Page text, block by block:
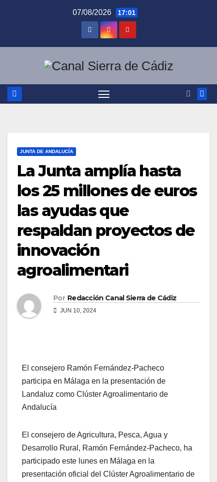
07/08/2026 17:01
JUNTA DE ANDALUCÍA
La Junta amplía hasta
los 25 millones de euros
las ayudas que
respaldan proyectos de
innovación
agroalimentari
Por Redacción Canal Sierra de Cádiz
JUN 10, 2024
El consejero Ramón Fernández-Pacheco
participa en Málaga en la presentación de
Landaluz como Clúster Agroalimentario de
Andalucía
El consejero de Agricultura, Pesca, Agua y
Desarrollo Rural, Ramón Fernández-Pacheco, ha
participado este lunes en Málaga en la
presentación oficial del Clúster Agroalimentario de